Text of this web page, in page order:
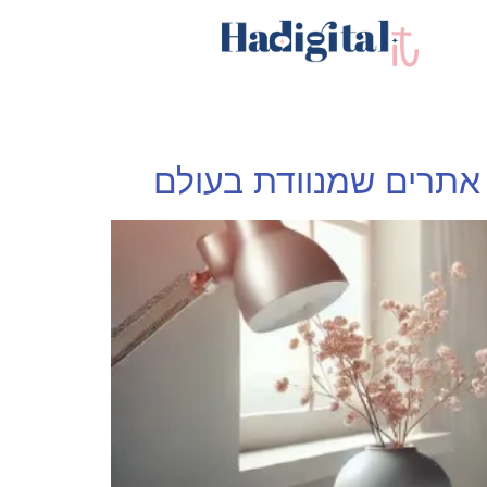
אתרים שמנוודת בעולם